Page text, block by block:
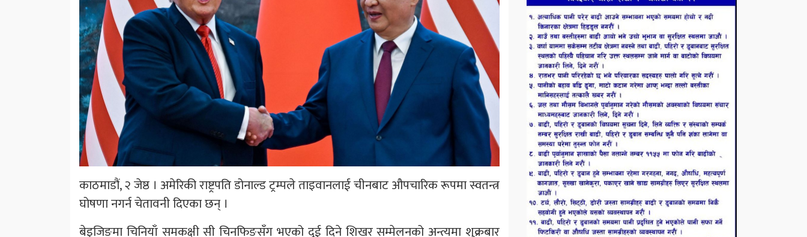
काठमाडौं, २ जेष्ठ । अमेरिकी राष्ट्रपति डोनाल्ड ट्रम्पले ताइवानलाई चीनबाट औपचारिक रूपमा स्वतन्त्र
घोषणा नगर्न चेतावनी दिएका छन् ।
बेइजिङमा चिनियाँ समकक्षी सी चिनफिङसँग भएको दुई दिने शिखर सम्मेलनको अन्त्यमा शुक्रबार